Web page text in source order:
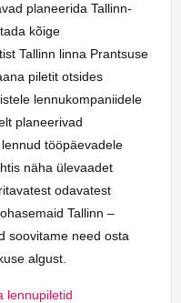
planeerida Tallinn-
kõige
Tallinn linna Prantsuse
piletit otsides
lennukompaniidele
planeerivad
tööpäevadele
näha ülevaadet
odavatest
Tallinn –
soovitame need osta
algust.
lennupiletid